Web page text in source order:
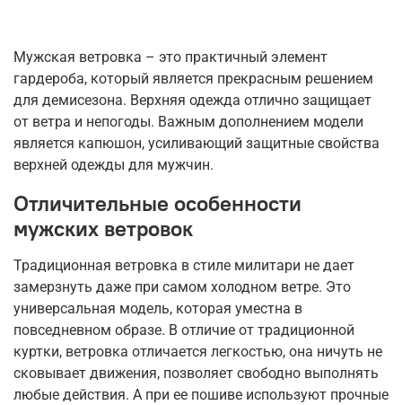
Мужская ветровка – это практичный элемент
гардероба, который является прекрасным решением
для демисезона. Верхняя одежда отлично защищает
от ветра и непогоды. Важным дополнением модели
является капюшон, усиливающий защитные свойства
верхней одежды для мужчин.
Отличительные особенности
мужских ветровок
Традиционная ветровка в стиле милитари не дает
замерзнуть даже при самом холодном ветре. Это
универсальная модель, которая уместна в
повседневном образе. В отличие от традиционной
куртки, ветровка отличается легкостью, она ничуть не
сковывает движения, позволяет свободно выполнять
любые действия. А при ее пошиве используют прочные